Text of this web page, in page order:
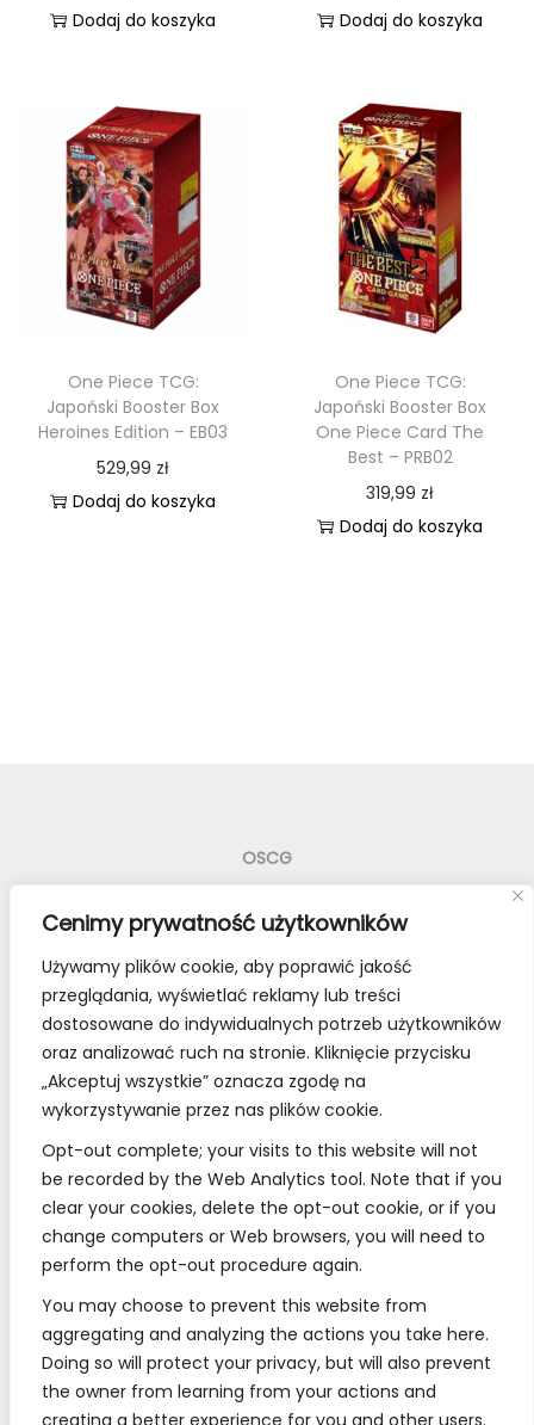
Cenimy prywatność użytkowników
Używamy plików cookie, aby poprawić jakość
przeglądania, wyświetlać reklamy lub treści
dostosowane do indywidualnych potrzeb użytkowników
oraz analizować ruch na stronie. Kliknięcie przycisku
„Akceptuj wszystkie” oznacza zgodę na
wykorzystywanie przez nas plików cookie.
Opt-out complete; your visits to this website will not
be recorded by the Web Analytics tool. Note that if you
clear your cookies, delete the opt-out cookie, or if you
change computers or Web browsers, you will need to
perform the opt-out procedure again.
You may choose to prevent this website from
aggregating and analyzing the actions you take here.
Doing so will protect your privacy, but will also prevent
the owner from learning from your actions and
creating a better experience for you and other users.
Dodaj do koszyka
Dodaj do koszyka
One Piece TCG:
Japoński Booster Box
Heroines Edition – EB03
529,99 zł
Dodaj do koszyka
One Piece TCG:
Japoński Booster Box
One Piece Card The
Best – PRB02
319,99 zł
Dodaj do koszyka
OSCG
styl życia!
Bądź z nami na bieżąco, dołącz do naszych mediów
społecznościowych.
REGULAMINY:
Regulamin
RODO
Regulamin Konkursów
INFORMACJE: